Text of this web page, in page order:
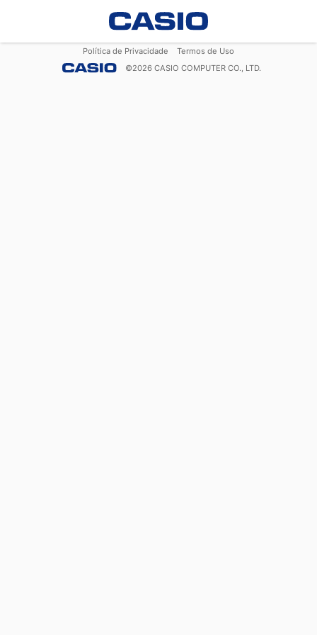
Política de Privacidade
Termos de Uso
©2026 CASIO COMPUTER CO., LTD.